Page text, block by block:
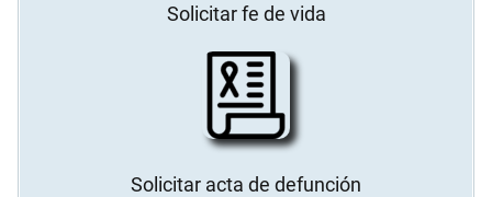
Solicitar fe de vida
Solicitar acta de defunción